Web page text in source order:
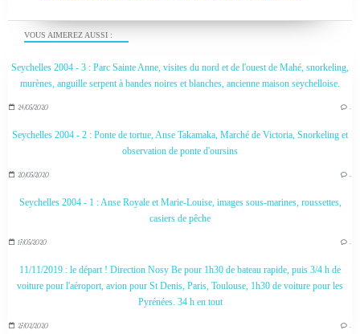
VOUS AIMEREZ AUSSI :
Seychelles 2004 - 3 : Parc Sainte Anne, visites du nord et de l'ouest de Mahé, snorkeling,
murènes, anguille serpent à bandes noires et blanches, ancienne maison seychelloise.
24/05/2020 …
Seychelles 2004 - 2 : Ponte de tortue, Anse Takamaka, Marché de Victoria, Snorkeling et
observation de ponte d'oursins
20/05/2020 …
Seychelles 2004 - 1 : Anse Royale et Marie-Louise, images sous-marines, roussettes,
casiers de pêche
17/05/2020 …
11/11/2019 : le départ ! Direction Nosy Be pour 1h30 de bateau rapide, puis 3/4 h de
voiture pour l'aéroport, avion pour St Denis, Paris, Toulouse, 1h30 de voiture pour les
Pyrénées. 34 h en tout
27/02/2020 …